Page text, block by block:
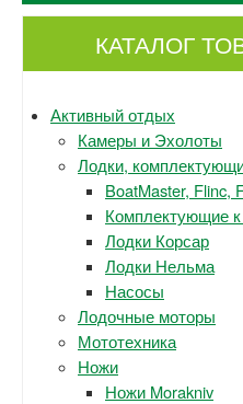
КАТАЛОГ
Активный отдых
Камеры и Эхолоты
Лодки,
BoatMaster, Flinc,
Комплектующие
Лодки Корсар
Лодки Нельма
Насосы
Лодочные моторы
Мототехника
Ножи
Ножи Morakniv